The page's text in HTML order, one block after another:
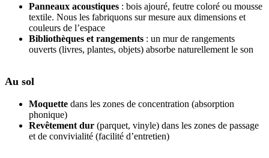
Panneaux acoustiques : bois ajouré, feutre coloré ou mousse
textile. Nous les fabriquons sur mesure aux dimensions et
couleurs de l’espace
Bibliothèques et rangements : un mur de rangements
ouverts (livres, plantes, objets) absorbe naturellement le son
Au sol
Moquette dans les zones de concentration (absorption
phonique)
Revêtement dur (parquet, vinyle) dans les zones de passage
et de convivialité (facilité d’entretien)